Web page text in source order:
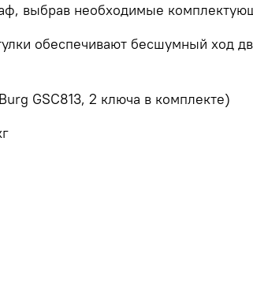
выбрав необходимые
обеспечивают бесшумный ход
GSC813, 2 ключа в комплекте)